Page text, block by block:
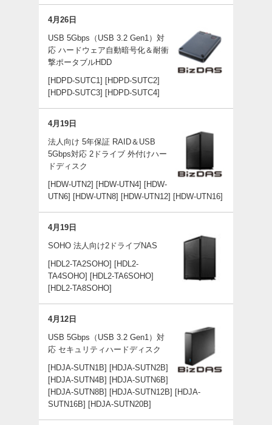
4月26日
USB 5Gbps（USB 3.2 Gen1）対
応 ハードウェア自動暗号化＆耐衝
撃ポータブルHDD
[HDPD-SUTC1] [HDPD-SUTC2]
[HDPD-SUTC3] [HDPD-SUTC4]
4月19日
法人向け 5年保証 RAID＆USB
5Gbps対応 2ドライブ 外付けハー
ドディスク
[HDW-UTN2] [HDW-UTN4] [HDW-
UTN6] [HDW-UTN8] [HDW-UTN12] [HDW-UTN16]
4月19日
SOHO 法人向け2ドライブNAS
[HDL2-TA2SOHO] [HDL2-
TA4SOHO] [HDL2-TA6SOHO]
[HDL2-TA8SOHO]
4月12日
USB 5Gbps（USB 3.2 Gen1）対
応 セキュリティハードディスク
[HDJA-SUTN1B] [HDJA-SUTN2B]
[HDJA-SUTN4B] [HDJA-SUTN6B]
[HDJA-SUTN8B] [HDJA-SUTN12B] [HDJA-
SUTN16B] [HDJA-SUTN20B]